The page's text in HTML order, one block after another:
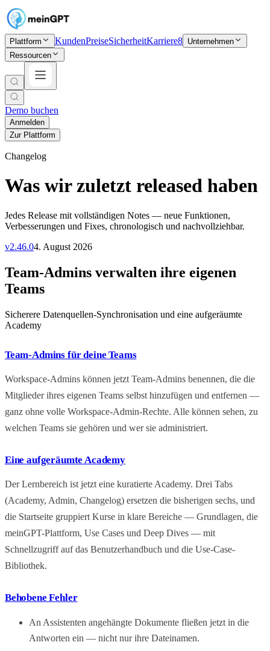
Plattform KundenPreiseSicherheitKarriere8 Unternehmen
Ressourcen
Demo buchen
Anmelden
Zur Plattform
Changelog
Was wir zuletzt released haben
Jedes Release mit vollständigen Notes — neue Funktionen,
Verbesserungen und Fixes, chronologisch und nachvollziehbar.
v2.46.04. August 2026
Team-Admins verwalten ihre eigenen
Teams
Sicherere Datenquellen-Synchronisation und eine aufgeräumte
Academy
Team-Admins für deine Teams
Workspace-Admins können jetzt Team-Admins benennen, die die
Mitglieder ihres eigenen Teams selbst hinzufügen und entfernen —
ganz ohne volle Workspace-Admin-Rechte. Alle können sehen, zu
welchen Teams sie gehören und wer sie administriert.
Eine aufgeräumte Academy
Der Lernbereich ist jetzt eine kuratierte Academy. Drei Tabs
(Academy, Admin, Changelog) ersetzen die bisherigen sechs, und
die Startseite gruppiert Kurse in klare Bereiche — Grundlagen, die
meinGPT-Plattform, Use Cases und Deep Dives — mit
Schnellzugriff auf das Benutzerhandbuch und die Use-Case-
Bibliothek.
Behobene Fehler
An Assistenten angehängte Dokumente fließen jetzt in die
Antworten ein — nicht nur ihre Dateinamen.